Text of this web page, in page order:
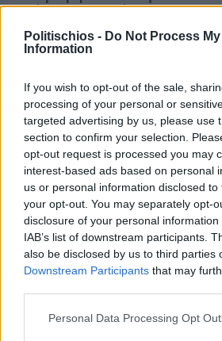
Politischios - Do Not Process
Information
If you wish to opt-out of the sale,
processing of your personal or
targeted advertising by us, please use
section to confirm your selection.
opt-out request is processed you may
interest-based ads based on personal
us or personal information disclosed
your opt-out. You may separately opt-
disclosure of your personal
IAB’s list of downstream participants.
also be disclosed by us to third parties
Downstream Participants that may
Personal Data Processing Opt
ομάδα του «Πολίτη»
Ελλάδας–Κύπρου Κ18 ο